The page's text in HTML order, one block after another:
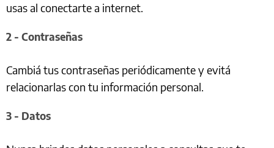
usas al conectarte a internet.
2 - Contraseñas
Cambiá tus contraseñas periódicamente y evitá
relacionarlas con tu información personal.
3 - Datos